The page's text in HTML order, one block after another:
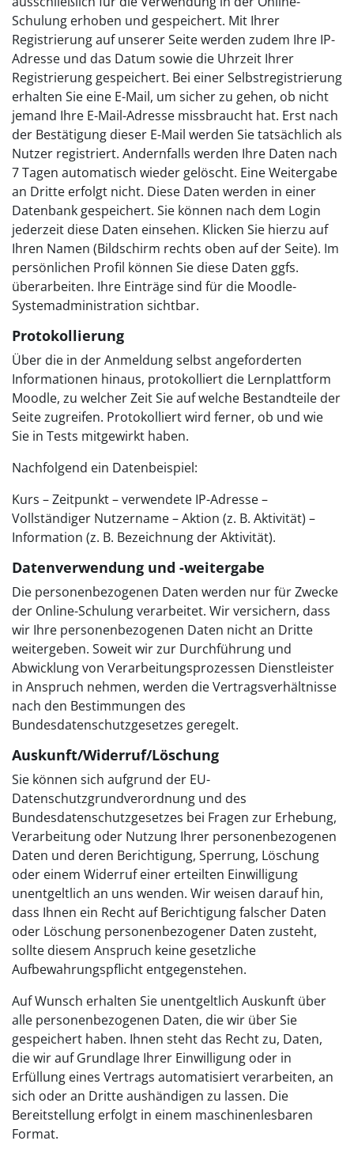
Schulung erhoben und gespeichert. Mit Ihrer
Registrierung auf unserer Seite werden zudem Ihre IP-
Adresse und das Datum sowie die Uhrzeit Ihrer
Registrierung gespeichert. Bei einer Selbstregistrierung
erhalten Sie eine E-Mail, um sicher zu gehen, ob nicht
jemand Ihre E-Mail-Adresse missbraucht hat. Erst nach
der Bestätigung dieser E-Mail werden Sie tatsächlich als
Nutzer registriert. Andernfalls werden Ihre Daten nach
7 Tagen automatisch wieder gelöscht. Eine Weitergabe
an Dritte erfolgt nicht. Diese Daten werden in einer
Datenbank gespeichert. Sie können nach dem Login
jederzeit diese Daten einsehen. Klicken Sie hierzu auf
Ihren Namen (Bildschirm rechts oben auf der Seite). Im
persönlichen Profil können Sie diese Daten ggfs.
überarbeiten. Ihre Einträge sind für die Moodle-
Systemadministration sichtbar.
Protokollierung
Über die in der Anmeldung selbst angeforderten
Informationen hinaus, protokolliert die Lernplattform
Moodle, zu welcher Zeit Sie auf welche Bestandteile der
Seite zugreifen. Protokolliert wird ferner, ob und wie
Sie in Tests mitgewirkt haben.
Nachfolgend ein Datenbeispiel:
Kurs – Zeitpunkt – verwendete IP-Adresse –
Vollständiger Nutzername – Aktion (z. B. Aktivität) –
Information (z. B. Bezeichnung der Aktivität).
Datenverwendung und -weitergabe
Die personenbezogenen Daten werden nur für Zwecke
der Online-Schulung verarbeitet. Wir versichern, dass
wir Ihre personenbezogenen Daten nicht an Dritte
weitergeben. Soweit wir zur Durchführung und
Abwicklung von Verarbeitungsprozessen Dienstleister
in Anspruch nehmen, werden die Vertragsverhältnisse
nach den Bestimmungen des
Bundesdatenschutzgesetzes geregelt.
Auskunft/Widerruf/Löschung
Sie können sich aufgrund der EU-
Datenschutzgrundverordnung und des
Bundesdatenschutzgesetzes bei Fragen zur Erhebung,
Verarbeitung oder Nutzung Ihrer personenbezogenen
Daten und deren Berichtigung, Sperrung, Löschung
oder einem Widerruf einer erteilten Einwilligung
unentgeltlich an uns wenden. Wir weisen darauf hin,
dass Ihnen ein Recht auf Berichtigung falscher Daten
oder Löschung personenbezogener Daten zusteht,
sollte diesem Anspruch keine gesetzliche
Aufbewahrungspflicht entgegenstehen.
Auf Wunsch erhalten Sie unentgeltlich Auskunft über
alle personenbezogenen Daten, die wir über Sie
gespeichert haben. Ihnen steht das Recht zu, Daten,
die wir auf Grundlage Ihrer Einwilligung oder in
Erfüllung eines Vertrags automatisiert verarbeiten, an
sich oder an Dritte aushändigen zu lassen. Die
Bereitstellung erfolgt in einem maschinenlesbaren
Format.